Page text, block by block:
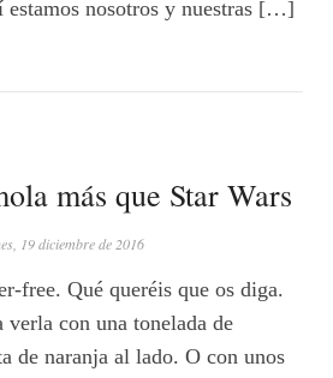
estamos nosotros y nuestras […]
más que Star Wars
19 diciembre de 2016
free. Qué queréis que os diga.
verla con una tonelada de
de naranja al lado. O con unos